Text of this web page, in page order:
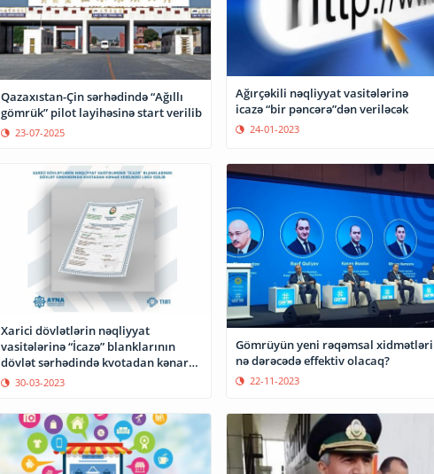
Qazaxıstan-Çin sərhədində “Ağıllı
gömrük” pilot layihəsinə start verilib
23-07-2025
Ağırçəkili nəqliyyat vasitələrinə
icazə “bir pəncərə”dən veriləcək
24-01-2023
Xarici dövlətlərin nəqliyyat
vasitələrinə “İcazə” blanklarının
dövlət sərhədində kvotadan kənar
verilməsi ləğv edilib
30-03-2023
Gömrüyün yeni rəqəmsal xidmətləri
nə dərəcədə effektiv olacaq?
22-11-2023